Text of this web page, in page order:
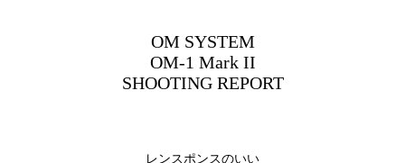
OM SYSTEM
OM-1 Mark II
SHOOTING REPORT
レンスポンスのいい